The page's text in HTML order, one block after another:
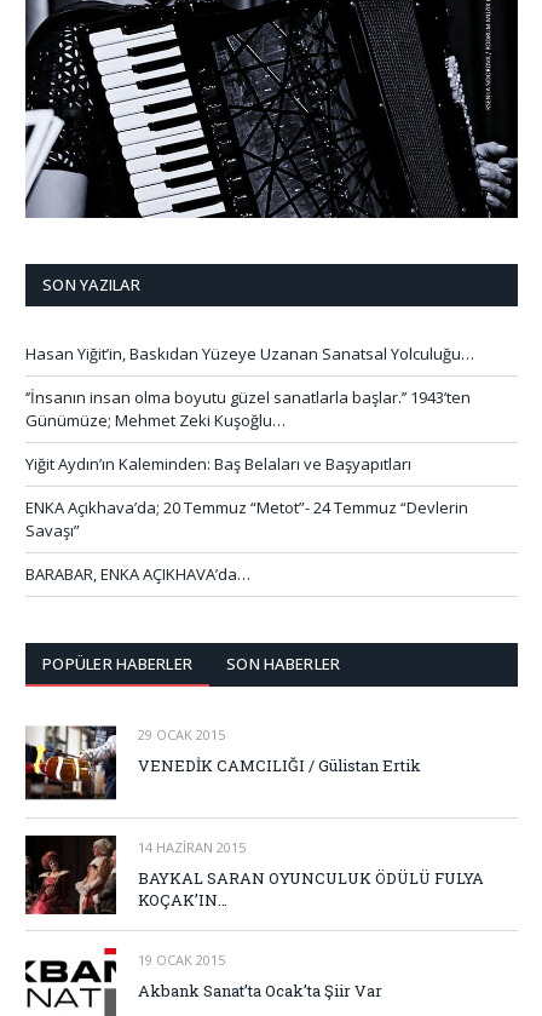
SON YAZILAR
Hasan Yiğit’in, Baskıdan Yüzeye Uzanan Sanatsal Yolculuğu…
‘’İnsanın insan olma boyutu güzel sanatlarla başlar.’’ 1943’ten
Günümüze; Mehmet Zeki Kuşoğlu…
Yiğit Aydın’ın Kaleminden: Baş Belaları ve Başyapıtları
ENKA Açıkhava’da; 20 Temmuz “Metot”- 24 Temmuz “Devlerin
Savaşı”
BARABAR, ENKA AÇIKHAVA’da…
POPÜLER HABERLER SON HABERLER
29 OCAK 2015
VENEDİK CAMCILIĞI / Gülistan Ertik
14 HAZIRAN 2015
BAYKAL SARAN OYUNCULUK ÖDÜLÜ FULYA
KOÇAK’IN…
19 OCAK 2015
Akbank Sanat’ta Ocak’ta Şiir Var